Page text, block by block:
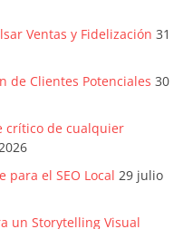
Ventas y Fidelización 31
de Clientes Potenciales 30
crítico de cualquier
para el SEO Local 29 julio
un Storytelling Visual